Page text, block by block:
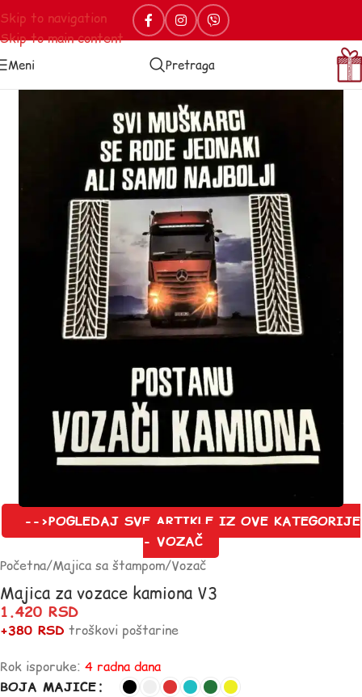
Skip to navigation
Skip to main content
Meni Pretraga
-->POGLEDAJ SVE ARTIKLE IZ OVE KATEGORIJE
- VOZAČ
Početna/Majica sa štampom/Vozač
Majica za vozace kamiona V3
1.420 RSD
+380 RSD troškovi poštarine
Rok isporuke: 4 radna dana
BOJA MAJICE